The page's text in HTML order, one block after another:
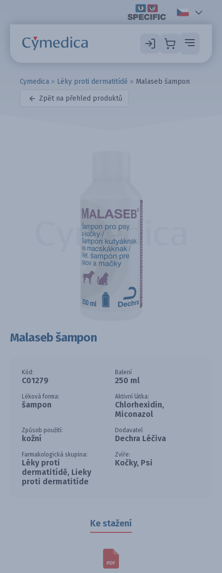
Cymedica » Léky proti dermatitídě » Malaseb šampon
Zpět na přehled produktů
Malaseb šampon
Kód:
C01279
Balení
250 ml
Léková forma:
šampon
Aktivní látka:
Chlorhexidin,
Miconazol
Způsob použití:
kožní
Dodavatel
Dechra Léčiva
Farmakologická skupina:
Léky proti
dermatitídě, Lieky
proti dermatitíde
Zvíře:
Kočky, Psi
Ke stažení